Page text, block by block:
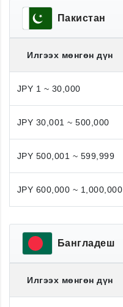
Пакистан
Илгээх мөнгөн дүн
JPY 1 ~ 30,000
JPY 30,001 ~ 500,000
JPY 500,001 ~ 599,999
JPY 600,000 ~ 1,000,000
Бангладеш
Илгээх мөнгөн дүн